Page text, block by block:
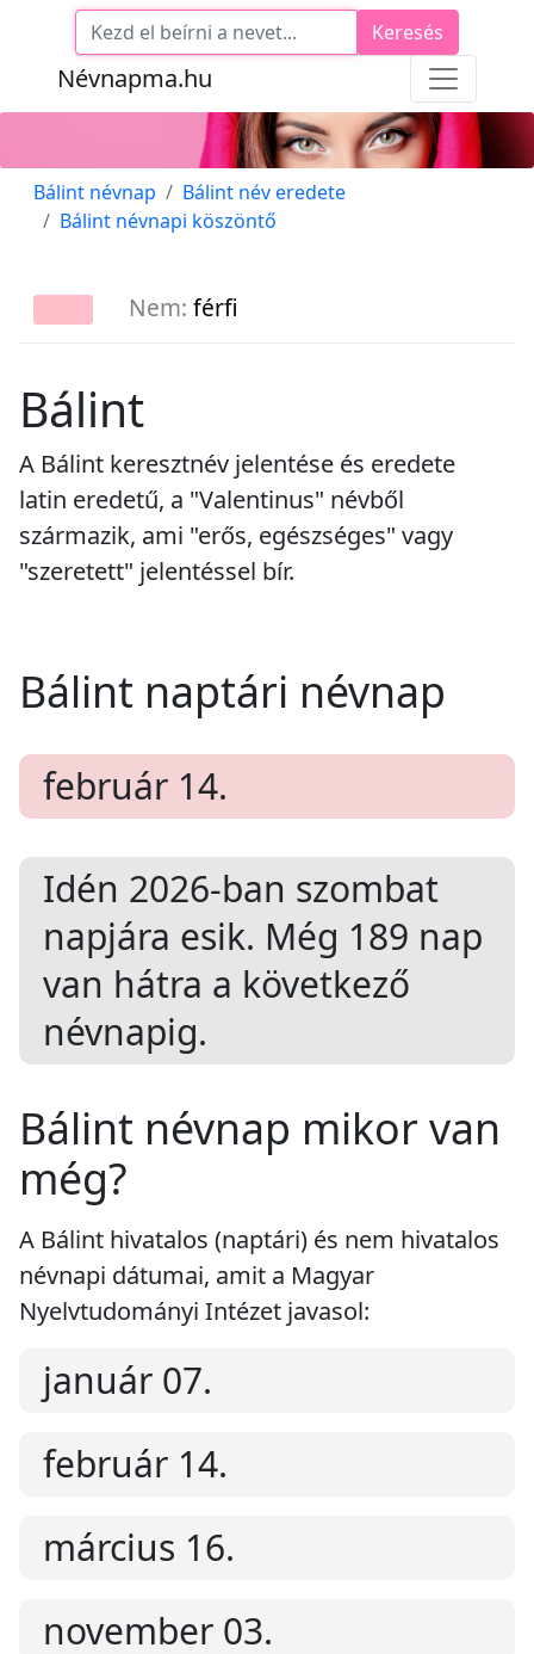
Névnapma.hu
Keresés
Bálint névnap
Bálint név eredete
Bálint névnapi köszöntő
Nem: férfi
Bálint
A Bálint keresztnév jelentése és eredete
latin eredetű, a "Valentinus" névből
származik, ami "erős, egészséges" vagy
"szeretett" jelentéssel bír.
Bálint naptári névnap
február 14.
Idén 2026-ban szombat
napjára esik. Még 189 nap
van hátra a következő
névnapig.
Bálint névnap mikor van
még?
A Bálint hivatalos (naptári) és nem hivatalos
névnapi dátumai, amit a Magyar
Nyelvtudományi Intézet javasol:
január 07.
február 14.
március 16.
november 03.